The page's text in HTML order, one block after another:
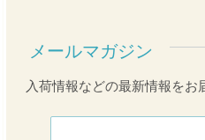
メールマガジン
入荷情報などの最新情報をお